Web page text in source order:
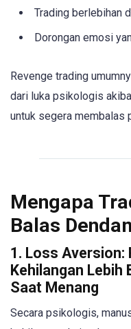
Trading berlebihan
Dorongan emosi
Revenge trading
dari luka psikologis
untuk segera membalas
Mengapa
Balas
1. Loss Aversion:
Kehilangan Lebih
Saat Menang
Secara psikologis,